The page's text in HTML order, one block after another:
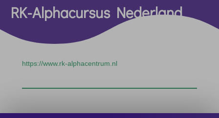
RK-Alphacursus Nederland
https://www.rk-alphacentrum.nl